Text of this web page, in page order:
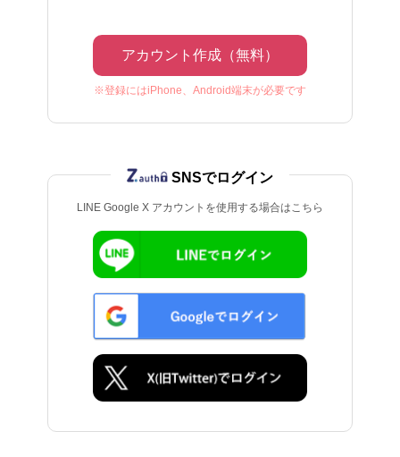
アカウント作成（無料）
※登録にはiPhone、Android端末が必要です
LINE Google X アカウントを使用する場合はこちら
SNSでログイン